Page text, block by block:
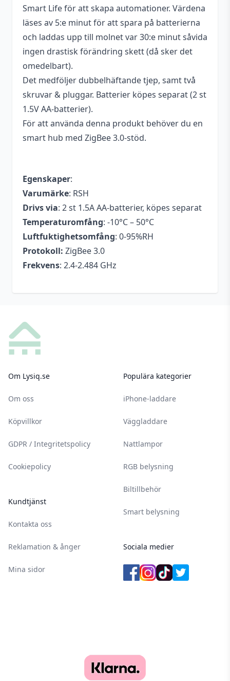
Smart Life för att skapa automationer. Värdena
läses av 5:e minut för att spara på batterierna
och laddas upp till molnet var 30:e minut såvida
ingen drastisk förändring skett (då sker det
omedelbart).
Det medföljer dubbelhäftande tjep, samt två
skruvar & pluggar. Batterier köpes separat (2 st
1.5V AA-batterier).
För att använda denna produkt behöver du en
smart hub med ZigBee 3.0-stöd.
Egenskaper:
Varumärke: RSH
Drivs via: 2 st 1.5A AA-batterier, köpes separat
Temperaturomfång: -10°C – 50°C
Luftfuktighetsomfång: 0-95%RH
Protokoll: ZigBee 3.0
Frekvens: 2.4-2.484 GHz
Om Lysiq.se
Om oss
Köpvillkor
GDPR / Integritetspolicy
Cookiepolicy
Kundtjänst
Kontakta oss
Reklamation & ånger
Mina sidor
Populära kategorier
iPhone-laddare
Väggladdare
Nattlampor
RGB belysning
Biltillbehör
Smart belysning
Sociala medier